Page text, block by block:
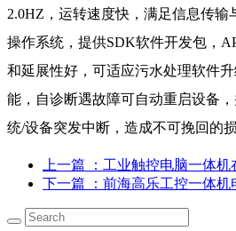
2.0HZ，运转速度快，满足信息传输
操作系统，提供SDK软件开发包，
和延展性好，可适应污水处理软件
能，自诊断遇故障可自动重启设备
统/设备突发中断，造成不可挽回的损
上一篇
：工业触控电脑一体
下一篇
：前海高乐工控一体